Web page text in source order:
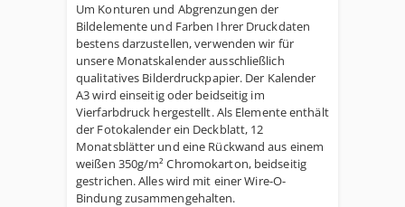
Um Konturen und Abgrenzungen der
Bildelemente und Farben Ihrer Druckdaten
bestens darzustellen, verwenden wir für
unsere Monatskalender ausschließlich
qualitatives Bilderdruckpapier. Der Kalender
A3 wird einseitig oder beidseitig im
Vierfarbdruck hergestellt. Als Elemente enthält
der Fotokalender ein Deckblatt, 12
Monatsblätter und eine Rückwand aus einem
weißen 350g/m² Chromokarton, beidseitig
gestrichen. Alles wird mit einer Wire-O-
Bindung zusammengehalten.